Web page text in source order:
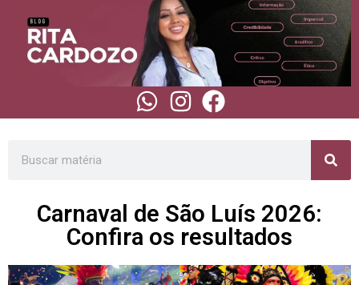
Carnaval de São Luís 2026:
Confira os resultados